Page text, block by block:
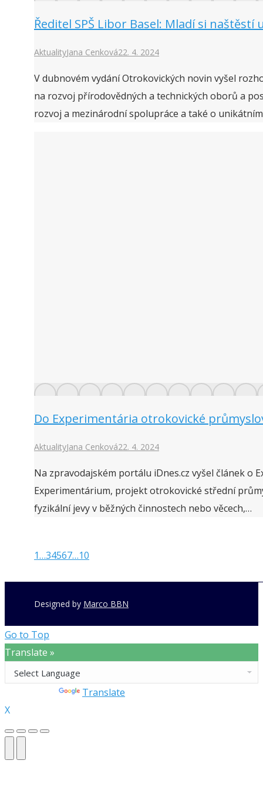
Ředitel SPŠ Libor Basel: Mladí si
AktualityJana Cenková22. 4. 2024
V dubnovém vydání Otrokovických novin vyšel
na rozvoj přírodovědných a technických oborů a
rozvoj a mezinárodní spolupráce a také o
Do Experimentária otrokovické
AktualityJana Cenková22. 4. 2024
Na zpravodajském portálu iDnes.cz vyšel článek
Experimentárium, projekt otrokovické střední
fyzikální jevy v běžných činnostech nebo věcech,…
1…34567…10
Designed by Marco BBN
Go to Top
Translate »
Translate
X